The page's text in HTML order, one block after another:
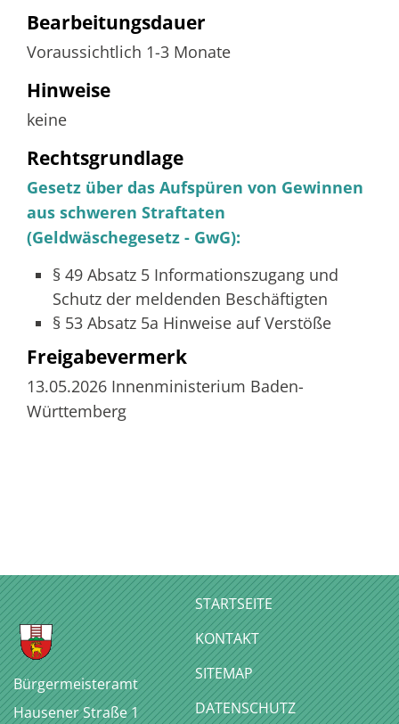
Bearbeitungsdauer
Voraussichtlich 1-3 Monate
Hinweise
keine
Rechtsgrundlage
Gesetz über das Aufspüren von Gewinnen
aus schweren Straftaten
(Geldwäschegesetz - GwG):
§ 49 Absatz 5 Informationszugang und
Schutz der meldenden Beschäftigten
§ 53 Absatz 5a Hinweise auf Verstöße
Freigabevermerk
13.05.2026 Innenministerium Baden-
Württemberg
Bürgermeisteramt
Hausener Straße 1
STARTSEITE
KONTAKT
SITEMAP
DATENSCHUTZ